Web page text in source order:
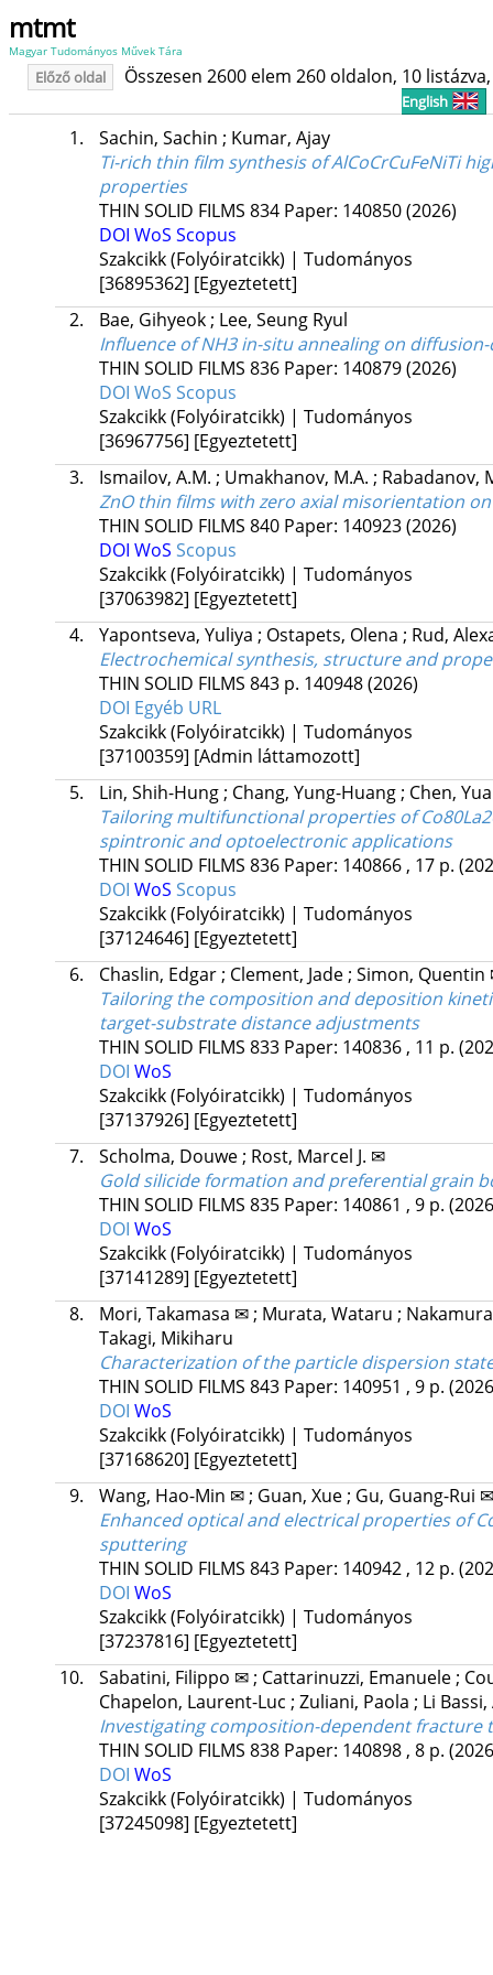
mtmt
Magyar Tudományos Művek Tára
Előző oldal Összesen 2600 elem 260 oldalon, 10
English
1. Sachin, Sachin ; Kumar, Ajay
Ti-rich thin film synthesis of AlCoCrCuFeNiTi
properties
THIN SOLID FILMS 834 Paper: 140850(2026)
DOI WoS Scopus
Szakcikk (Folyóiratcikk) | Tudományos
[36895362] [Egyeztetett]
2.
Bae, Gihyeok; Lee, Seung Ryul
Influence of NH3 in-situ annealing on
THIN SOLID FILMS 836 Paper: 140879(2026)
DOI WoS Scopus
Szakcikk (Folyóiratcikk) | Tudományos
[36967756] [Egyeztetett]
3.
Ismailov, A.M. ; Umakhanov, M.A. ; Rabadanov,
ZnO thin films with zero axial misorientation
THIN SOLID FILMS 840 Paper: 140923(2026)
DOI WoS Scopus
Szakcikk (Folyóiratcikk) | Tudományos
[37063982] [Egyeztetett]
4.
Yapontseva, Yuliya ; Ostapets, Olena ; Rud,
Electrochemical synthesis, structure and
THIN SOLID FILMS 843 p. 140948(2026)
DOI Egyéb URL
Szakcikk (Folyóiratcikk) | Tudományos
[37100359] [Admin láttamozott]
5.
Lin, Shih-Hung; Chang, Yung-Huang; Chen,
Tailoring multifunctional properties of
spintronic and optoelectronic applications
THIN SOLID FILMS 836 Paper: 140866 , 17 p.
DOI WoS Scopus
Szakcikk (Folyóiratcikk) | Tudományos
[37124646] [Egyeztetett]
6.
Chaslin, Edgar; Clement, Jade; Simon,
Tailoring the composition and deposition
target-substrate distance adjustments
THIN SOLID FILMS 833 Paper: 140836 , 11 p.
DOI WoS
Szakcikk (Folyóiratcikk) | Tudományos
[37137926] [Egyeztetett]
7.
Scholma, Douwe; Rost, Marcel J. ✉
Gold silicide formation and preferential grain
THIN SOLID FILMS 835 Paper: 140861 , 9 p.
DOI WoS
Szakcikk (Folyóiratcikk) | Tudományos
[37141289] [Egyeztetett]
8.
Mori, Takamasa ✉; Murata, Wataru ;
Takagi, Mikiharu
Characterization of the particle dispersion
THIN SOLID FILMS 843 Paper: 140951 , 9 p.
DOI WoS
Szakcikk (Folyóiratcikk) | Tudományos
[37168620] [Egyeztetett]
9.
Wang, Hao-Min ✉; Guan, Xue; Gu, Guang-Rui ✉
Enhanced optical and electrical properties of
sputtering
THIN SOLID FILMS 843 Paper: 140942 , 12 p.
DOI WoS
Szakcikk (Folyóiratcikk) | Tudományos
[37237816] [Egyeztetett]
10.
Sabatini, Filippo ✉; Cattarinuzzi, Emanuele;
Chapelon, Laurent-Luc ; Zuliani, Paola ; Li
Investigating composition-dependent
THIN SOLID FILMS 838 Paper: 140898 , 8 p.
DOI WoS
Szakcikk (Folyóiratcikk) | Tudományos
[37245098] [Egyeztetett]